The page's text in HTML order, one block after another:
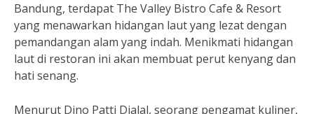
Bandung, terdapat The Valley Bistro Cafe & Resort
yang menawarkan hidangan laut yang lezat dengan
pemandangan alam yang indah. Menikmati hidangan
laut di restoran ini akan membuat perut kenyang dan
hati senang.
Menurut Dino Patti Djalal, seorang pengamat kuliner,